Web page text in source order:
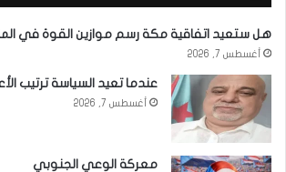
هل ستعيد اتفاقية مكة رسم موازين القوة في
أغسطس 7, 2026
عندما تعيد السياسة ترتيب
أغسطس 7, 2026
معركة الوعي الجنوبي